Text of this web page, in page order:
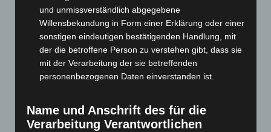
August 2025(90)
Juli 2025(90)
Juni 2025 (103)
Mai 2025(112)
April 2025(88)
Februar 2025(96)
und unmissverständlich abgegebene
Willensbekundung in Form einer Erklärung oder einer
sonstigen eindeutigen bestätigenden Handlung, mit
der die betroffene Person zu verstehen gibt, dass sie
mit der Verarbeitung der sie betreffenden
personenbezogenen Daten einverstanden ist.
Name und Anschrift des für die
Verarbeitung Verantwortlichen